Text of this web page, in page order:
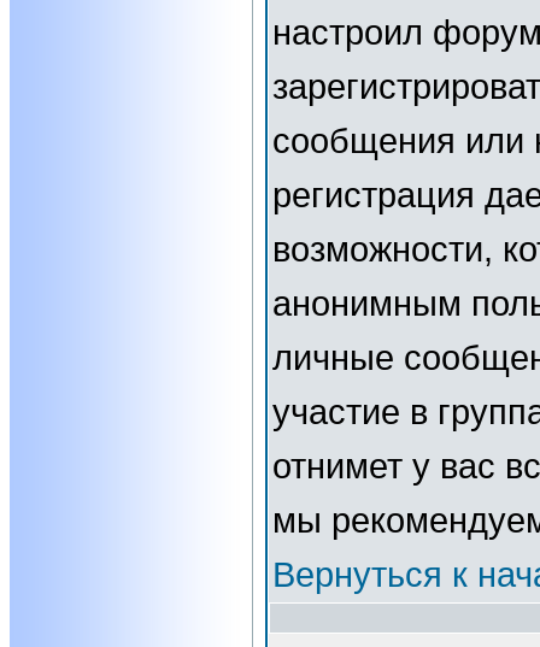
настроил
сообщения или
регистрация
возможности,
анонимным
личные
участие в
отнимет у вас
мы
Вернуться к